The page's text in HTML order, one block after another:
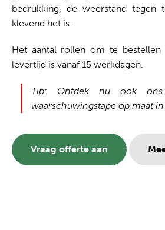
bedrukking, de weerstand tegen
klevend het is.
Het aantal rollen om te
levertijd is vanaf 15 werkdagen.
Tip: Ontdek nu ook ons
waarschuwingstape op maat
Vraag offerte aan